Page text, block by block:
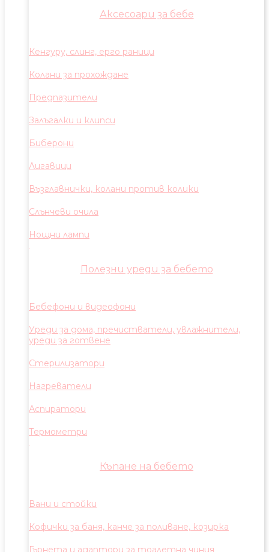
Аксесоари за бебе
Кенгуру, слинг, ерго раници
Колани за прохождане
Предпазители
Залъгалки и клипси
Биберони
Лигавици
Възглавнички, колани против колики
Слънчеви очила
Нощни лампи
Полезни уреди за бебето
Бебефони и видеофони
Уреди за дома, пречистватели, увлажнители,
уреди за готвене
Стерилизатори
Нагреватели
Аспиратори
Термометри
Къпане на бебето
Вани и стойки
Кофички за баня, канче за поливане, козирка
Гърнета и адаптори за тоалетна чиния